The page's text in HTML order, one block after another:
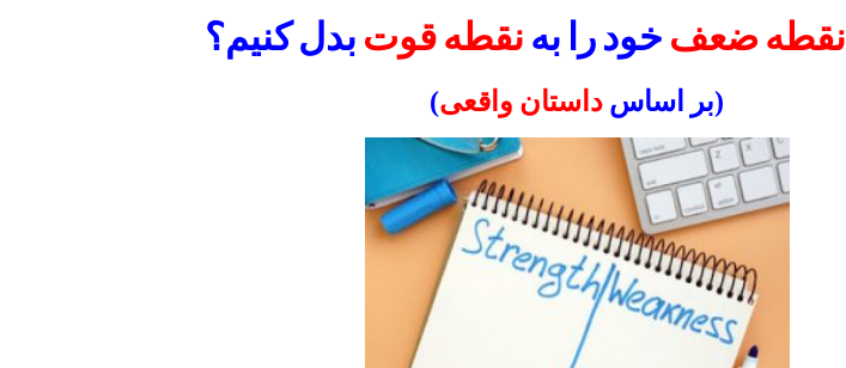
نقطه ضعف خود را به نقطه قوت بدل کنیم؟
(بر اساس داستان واقعی)